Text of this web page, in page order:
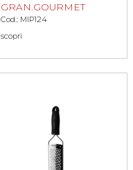
GRAN.GOURMET
Cod.: MIP124
scopri